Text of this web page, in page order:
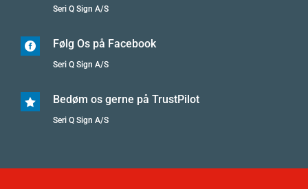
Seri Q Sign A/S
 Følg Os på Facebook
Seri Q Sign A/S
 Bedøm os gerne på TrustPilot
Seri Q Sign A/S